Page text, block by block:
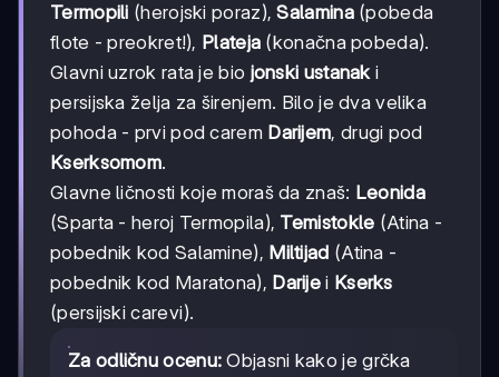
Termopili (herojski poraz),Salamina(pobeda
flote - preokret!), Plateja (konačna pobeda).
Glavni uzrok rata je bio jonski ustanak i
persijska želja za širenjem. Bilo je dva velika
pohoda - prvi pod carem Darijem, drugi pod
Kserksomom.
Glavne ličnosti koje moraš da znaš: Leonida
(Sparta - heroj Termopila), Temistokle (Atina -
pobednik kod Salamine), Miltijad (Atina -
pobednik kod Maratona), Darije i Kserks
(persijski carevi).
Za odličnu ocenu: Objasni kako je grčka